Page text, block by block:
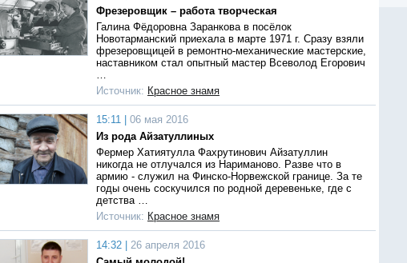
Фрезеровщик – работа творческая
Галина Фёдоровна Заранкова в посёлок
Новотарманский приехала в марте 1971 г. Сразу взяли
фрезеровщицей в ремонтно-механические мастерские,
наставником стал опытный мастер Всеволод Егорович
…
Источник: Красное знамя
15:11 |
06 мая 2016
Из рода Айзатуллиных
Фермер Хатиятулла Фахрутинович Айзатуллин
никогда не отлучался из Нариманово. Разве что в
армию - служил на Финско-Норвежской границе. За те
годы очень соскучился по родной деревеньке, где с
детства …
Источник: Красное знамя
14:32 |
26 апреля 2016